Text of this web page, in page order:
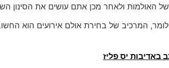
של האולמות ולאחר מכן אתם עושים את הסינון
המרכיב של בחירת אולם אירועים הוא
באדיבות יס פליז